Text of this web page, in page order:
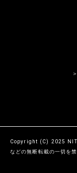
Copyright (C) 2025
などの無断転載の一切を禁